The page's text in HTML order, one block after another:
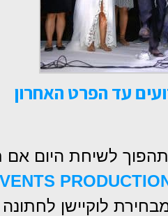
עד הפרט האחרון
לשיחת היום אם
לוקיישן לחתונה